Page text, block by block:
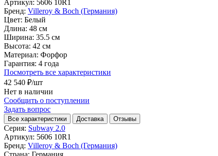
Артикул: 5606 10R1
Бренд: Villeroy & Boch (Германия)
Цвет: Белый
Длина: 48 см
Ширина: 35.5 см
Высота: 42 см
Материал: Форфор
Гарантия: 4 года
Посмотреть все характеристики
42 540 ₽/шт
Нет в наличии
Сообщить о поступлении
Задать вопрос
Все характеристики Доставка Отзывы
Серия: Subway 2.0
Артикул: 5606 10R1
Бренд: Villeroy & Boch (Германия)
Страна: Германия